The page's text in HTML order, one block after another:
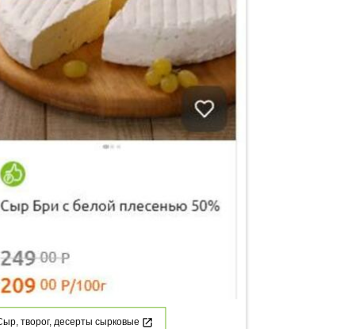
творог, десерты сырковые